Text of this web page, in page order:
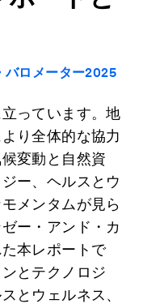
バロメーター2025
っています。地
り全体的な協力
変動と自然資
ー、ヘルスとウ
メンタムが見ら
ー・アンド・カ
本レポートで
とテクノロジ
とウェルネス、